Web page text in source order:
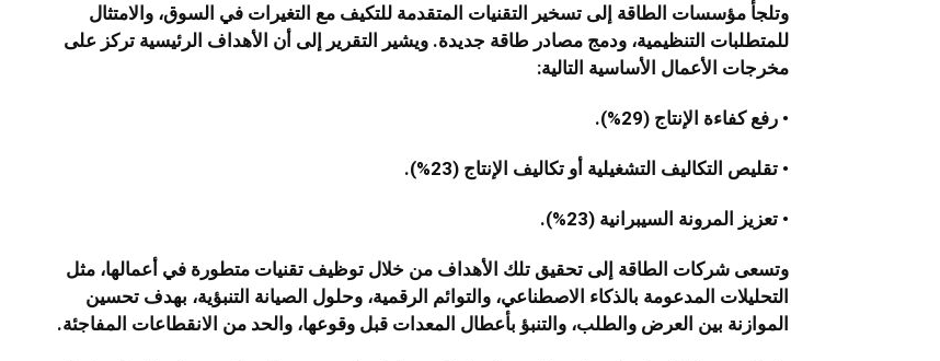
وتلجأ مؤسسات الطاقة إلى تسخير التقنيات المتقدمة للتكيف مع التغيرات في السوق، والامتثال
للمتطلبات التنظيمية، ودمج مصادر طاقة جديدة. ويشير التقرير إلى أن الأهداف الرئيسية تركز على
مخرجات الأعمال الأساسية التالية:
• رفع كفاءة الإنتاج (29%).
• تقليص التكاليف التشغيلية أو تكاليف الإنتاج (23%).
• تعزيز المرونة السيبرانية (23%).
وتسعى شركات الطاقة إلى تحقيق تلك الأهداف من خلال توظيف تقنيات متطورة في أعمالها، مثل
التحليلات المدعومة بالذكاء الاصطناعي، والتوائم الرقمية، وحلول الصيانة التنبؤية، بهدف تحسين
الموازنة بين العرض والطلب، والتنبؤ بأعطال المعدات قبل وقوعها، والحد من الانقطاعات المفاجئة.